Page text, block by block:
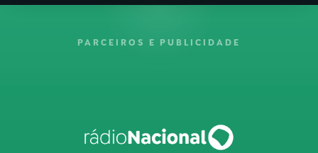
PARCEIROS E PUBLICIDADE